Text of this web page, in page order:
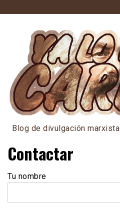
to
Blog de divulgación marxista
Contactar
Tu nombre